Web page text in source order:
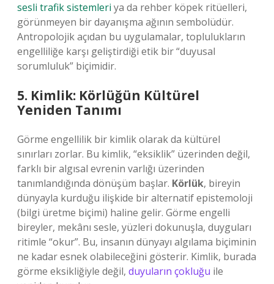
sesli trafik sistemleri ya da rehber köpek ritüelleri,
görünmeyen bir dayanışma ağının sembolüdür.
Antropolojik açıdan bu uygulamalar, toplulukların
engelliliğe karşı geliştirdiği etik bir “duyusal
sorumluluk” biçimidir.
5. Kimlik: Körlüğün Kültürel
Yeniden Tanımı
Görme engellilik bir kimlik olarak da kültürel
sınırları zorlar. Bu kimlik, “eksiklik” üzerinden değil,
farklı bir algısal evrenin varlığı üzerinden
tanımlandığında dönüşüm başlar. Körlük, bireyin
dünyayla kurduğu ilişkide bir alternatif epistemoloji
(bilgi üretme biçimi) haline gelir. Görme engelli
bireyler, mekânı sesle, yüzleri dokunuşla, duyguları
ritimle “okur”. Bu, insanın dünyayı algılama biçiminin
ne kadar esnek olabileceğini gösterir. Kimlik, burada
görme eksikliğiyle değil, duyuların çokluğu ile